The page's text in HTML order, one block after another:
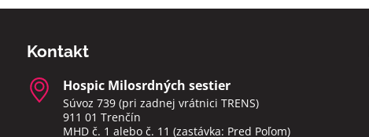
Kontakt
Hospic Milosrdných sestier
Súvoz 739 (pri zadnej vrátnici TRENS)
911 01 Trenčín
MHD č. 1 alebo č. 11 (zastávka: Pred Poľom)